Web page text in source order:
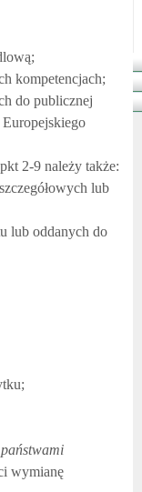
kompetencjach;
do publicznej
2-9 należy także:
lub
lub oddanych do
wymianę